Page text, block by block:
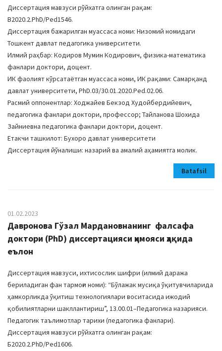
Диссертация мавзуси рўйхатга олинган рақам:
В2020.2.PhD/Ped1546.
Диссертация бажарилган муассаса номи: Низомий номидаги
Тошкент давлат педагогика университети.
Илмий раҳбар: Кодиров Мумин Кодирович, физика-математика
фанлари доктори, доцент.
ИК фаолият кўрсатаётган муассаса номи, ИК рақами: Самарқанд
давлат университети, PhD.03/30.01.2020.Ped.02.06.
Расмий оппонентлар: Ходжайев Бекзод Худойбердийевич,
педагогика фанлари доктори, профессор; Тайланова Шохида
Зайниевна педагогика фанлари доктори, доцент.
Етакчи ташкилот: Бухоро давлат университети
Диссертация йўналиши: назарий ва амалий аҳамиятга молик.
Batafsil
01.02.2023
Давронова Гўзал Мардановнанинг фалсафа
доктори (PhD) диссертацияси ҳимояси ҳақида
еълон
Диссертация мавзуси, ихтисослик шифри (илмий даража
бериладиган фан тармоғи номи): “Бўлажак мусиқа ўқитувчиларида
ҳамкорликда ўқитиш технологиялари воситасида ижодий
қобилиятларни шакллантириш”, 13.00.01–Педагогика назарияси.
Педагогик таълимотлар тарихи (педагогика фанлари).
Диссертация мавзуси рўйхатга олинган рақам:
Б2020.2.PhD/Ped1606.